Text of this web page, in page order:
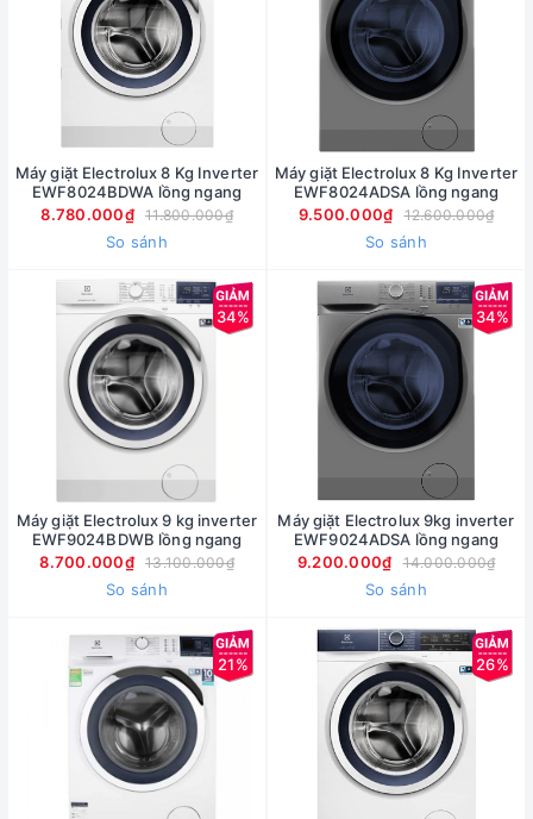
Máy giặt Electrolux 8 Kg Inverter
EWF8024BDWA lồng ngang
8.780.000₫
11.800.000₫
So sánh
Máy giặt Electrolux 8 Kg Inverter
EWF8024ADSA lồng ngang
9.500.000₫
12.600.000₫
So sánh
34%
Máy giặt Electrolux 9 kg inverter
EWF9024BDWB lồng ngang
8.700.000₫
13.100.000₫
So sánh
34%
Máy giặt Electrolux 9kg inverter
EWF9024ADSA lồng ngang
9.200.000₫
14.000.000₫
So sánh
21% 26%